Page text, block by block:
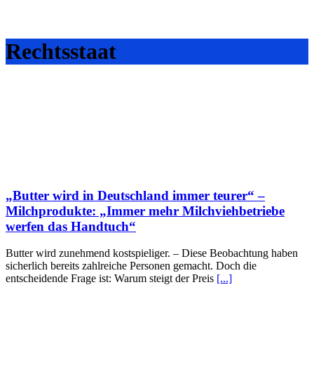
Rechtsstaat
„Butter wird in Deutschland immer teurer“ –
Milchprodukte: „Immer mehr Milchviehbetriebe
werfen das Handtuch“
Butter wird zunehmend kostspieliger. – Diese Beobachtung haben
sicherlich bereits zahlreiche Personen gemacht. Doch die
entscheidende Frage ist: Warum steigt der Preis [...]